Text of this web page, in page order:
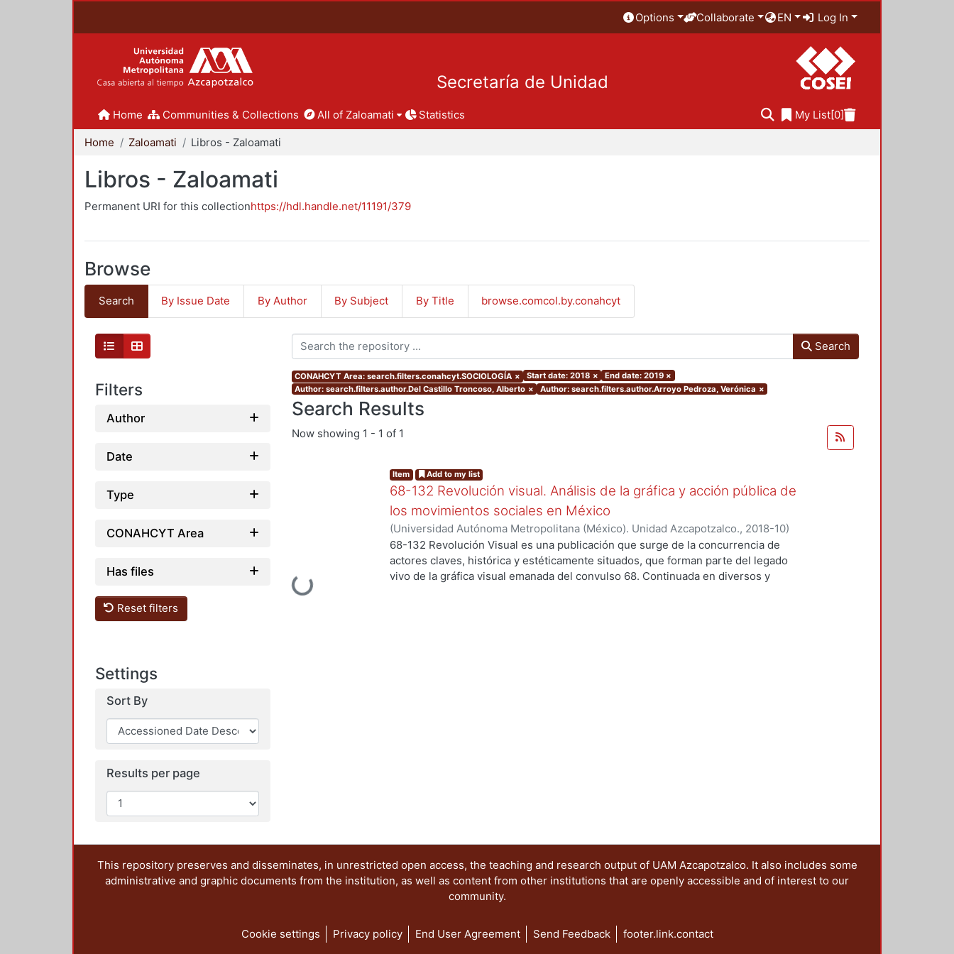
Options Collaborate EN Log In
Secretaría de Unidad
Home Communities & Collections All of Zaloamati Statistics My List[0]
Home Zaloamati Libros - Zaloamati
Libros - Zaloamati
Permanent URI for this collectionhttps://hdl.handle.net/11191/379
Browse
Search By Issue Date By Author By Subject By Title browse.comcol.by.conahcyt
Filters
Author
Date
Type
CONAHCYT Area
Has files
Reset filters
Settings
Sort By
Results per page
Search
CONAHCYT Area: search.filters.conahcyt.SOCIOLOGÍA × Start date: 2018 × End date: 2019 ×
Author: search.filters.author.Del Castillo Troncoso, Alberto × Author: search.filters.author.Arroyo Pedroza, Verónica ×
Search Results
Now showing 1 - 1 of 1
Loading...
Item Add to my list
68-132 Revolución visual. Análisis de la gráfica y acción pública de
los movimientos sociales en México
(Universidad Autónoma Metropolitana (México). Unidad Azcapotzalco., 2018-10)
Ortiz Leroux, Jorge Gabriel;Arroyo Pedroza, Verónica;Lizarazo Arias, Diego;Pérez
Vega, Jorge;Del Castillo Troncoso, Alberto;Quiroz Trejo, Jose Othon;Aquino
Casas, Arnulfo;Tamayo, Sergio;Moreno Corso, Alejandro;Hijar Gonzalez, Cristina
68-132 Revolución Visual es una publicación que surge de la concurrencia de
actores claves, histórica y estéticamente situados, que forman parte del legado
vivo de la gráfica visual emanada del convulso 68. Continuada en diversos y
apuntaló la lucha democrática a varios niveles y escalas territoriales; en tercer
lugar, al problematizar el carácter y singularidad de las imágenes de la protesta del
movimiento #YoSoy132, así como sus afluentes y proyecciones significativas.
This repository preserves and disseminates, in unrestricted open access, the teaching and research output of UAM Azcapotzalco. It also includes some
administrative and graphic documents from the institution, as well as content from other institutions that are openly accessible and of interest to our
community.
Cookie settings Privacy policy End User Agreement Send Feedback footer.link.contact